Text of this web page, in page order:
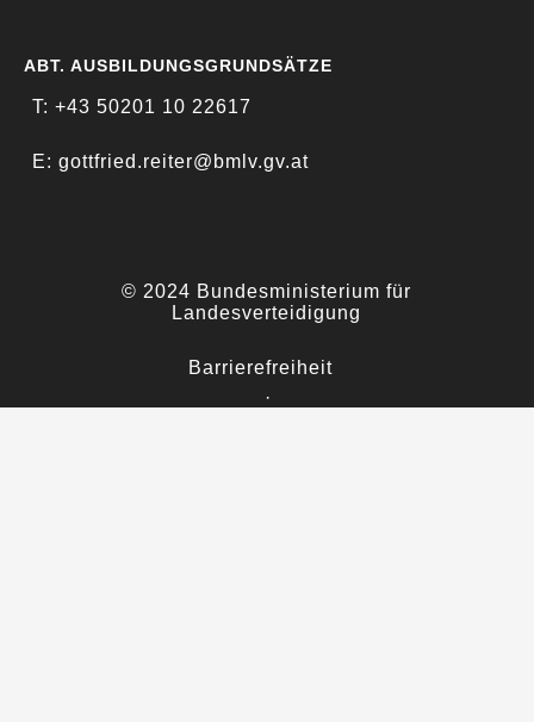
ABT. AUSBILDUNGSGRUNDSÄTZE
T: +43 50201 10 22617
E: gottfried.reiter@bmlv.gv.at
© 2024 Bundesministerium für
Landesverteidigung
Barrierefreiheit
·